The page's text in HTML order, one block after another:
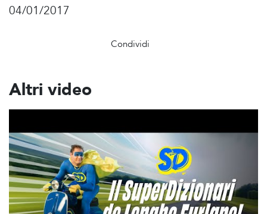
04/01/2017
Condividi
Altri video